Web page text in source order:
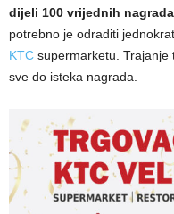
dijeli 100 vrijednih
potrebno je odraditi
KTC supermarketu. Trajanje
sve do isteka nagrada.